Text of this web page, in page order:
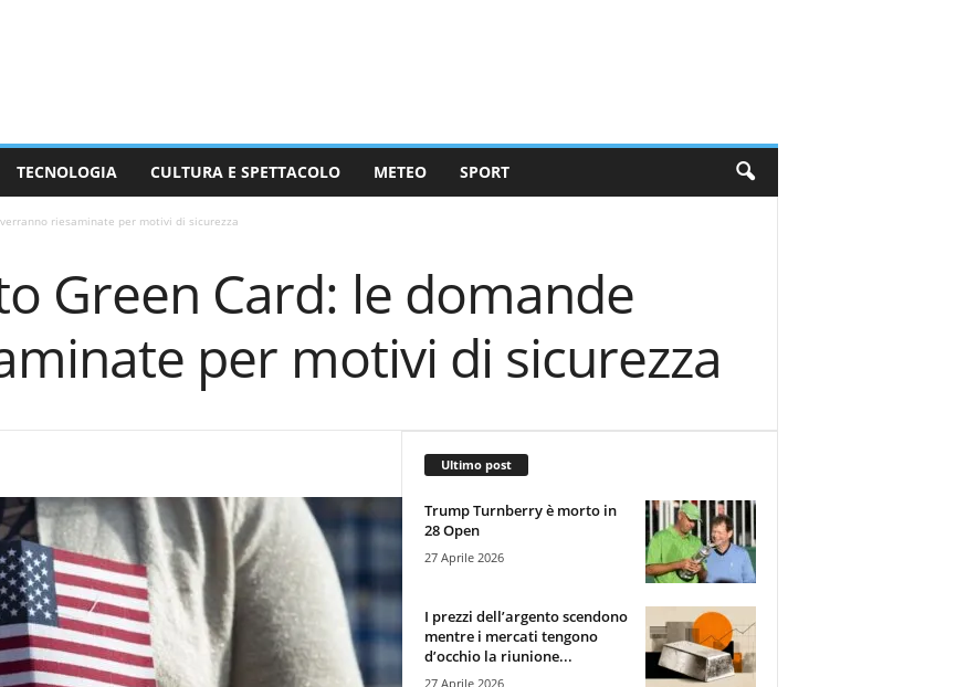
TECNOLOGIA CULTURA E SPETTACOLO METEO SPORT
riesaminate per motivi di sicurezza
Green Card: le domande
per motivi di sicurezza
Ultimo post
Trump Turnberry è morto in
28 Open
27 Aprile 2026
I prezzi dell’argento scendono
mentre i mercati tengono
d’occhio la riunione...
27 Aprile 2026